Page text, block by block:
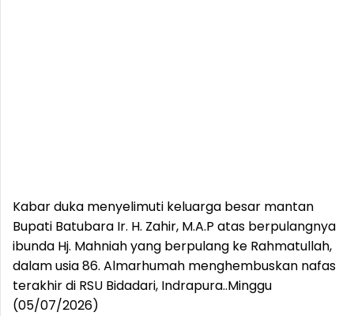
Kabar duka menyelimuti keluarga besar mantan
Bupati Batubara Ir. H. Zahir, M.A.P atas berpulangnya
ibunda Hj. Mahniah yang berpulang ke Rahmatullah,
dalam usia 86. Almarhumah menghembuskan nafas
terakhir di RSU Bidadari, Indrapura..Minggu
(05/07/2026)